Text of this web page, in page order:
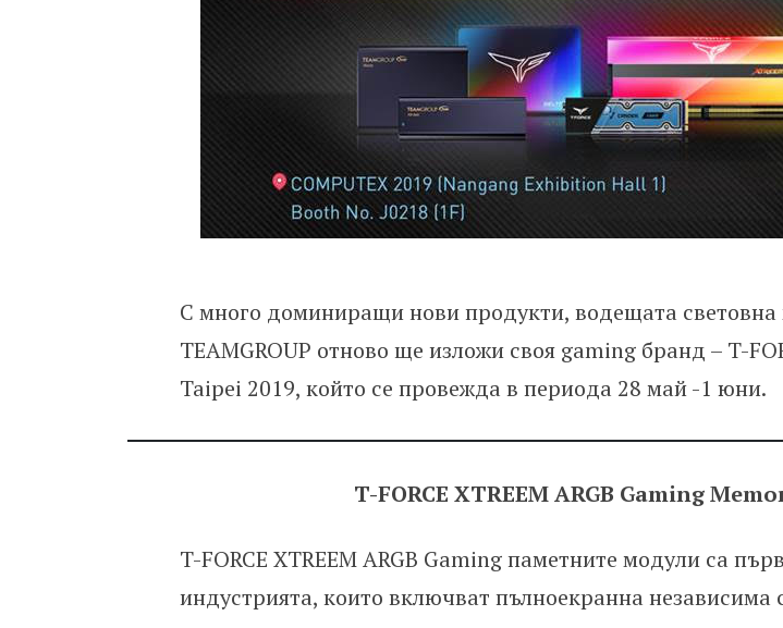
С много доминиращи нови продукти, водещата световна
TEAMGROUP отново ще изложи своя gaming бранд – T-
Taipei 2019, който се провежда в периода 28 май -1 юни.
T-FORCE XTREEM ARGB Gaming
T-FORCE XTREEM ARGB Gaming паметните модули са
индустрията, които включват пълноекранна независима